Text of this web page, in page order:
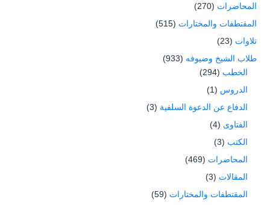
المحاضرات (270)
المقتطفات والمختارات (515)
تلاوات (23)
طلاب الشيخ وضيوفه (933)
الخطب (294)
الدروس (1)
الدفاع عن الدعوة السلفية (3)
الفتاوى (4)
الكتب (3)
المحاضرات (469)
المقالات (3)
المقتطفات والمختارات (59)